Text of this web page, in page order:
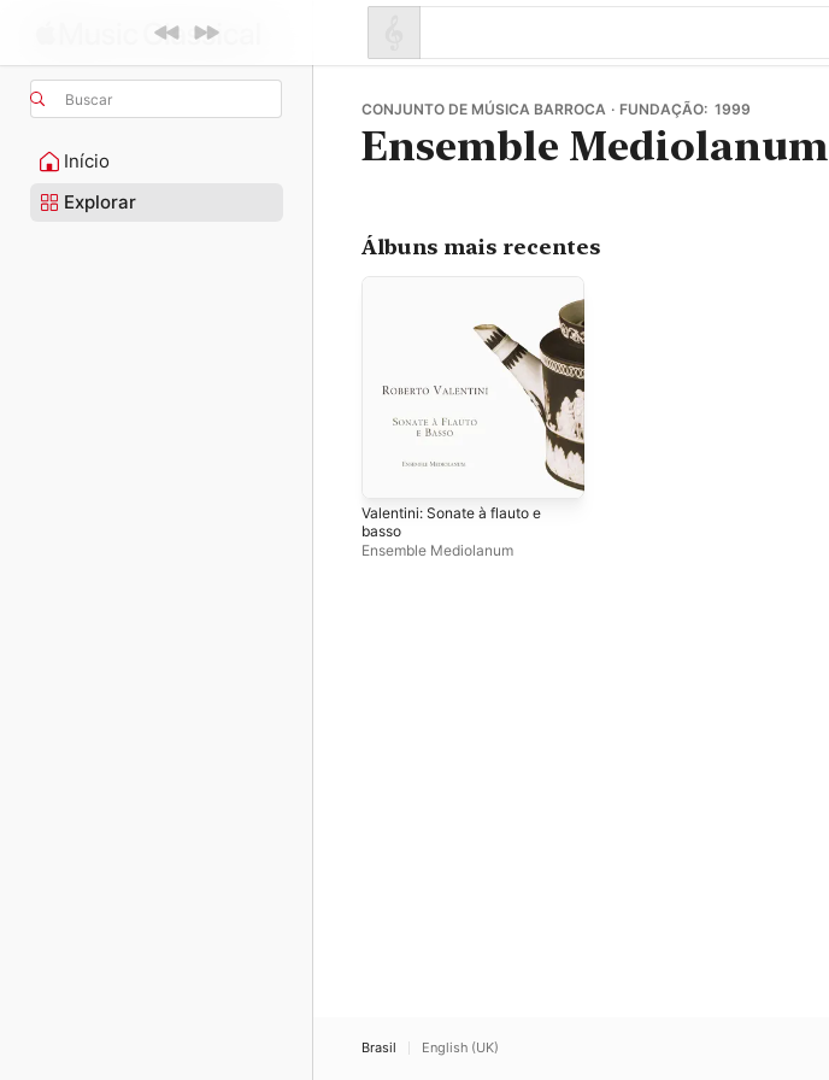
Buscar
Início
Explorar
CONJUNTO DE MÚSICA BARROCA · FUNDAÇÃO: 1999
Ensemble Mediolanum
Álbuns mais recentes
Valentini: Sonate à flauto e
basso
Ensemble Mediolanum
Brasil English (UK)